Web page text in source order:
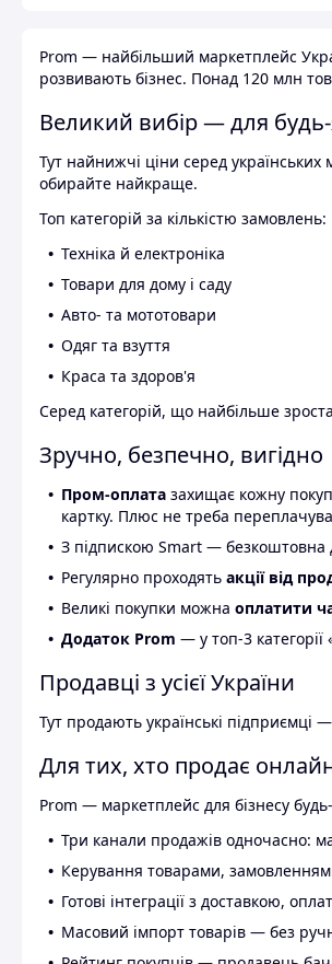
Prom — найбільший маркетплейс
розвивають бізнес. Понад 120 млн
Великий вибір — для
Тут найнижчі ціни серед українських
обирайте найкраще.
Топ категорій за кількістю замовлень:
Техніка й електроніка
Товари для дому і саду
Авто- та мототовари
Одяг та взуття
Краса та здоров'я
Серед категорій, що найбільше
Зручно, безпечно, вигідно
Пром-оплата захищає кожну
картку. Плюс не треба
З підпискою Smart — безкоштовна
Регулярно проходять акції від
Великі покупки можна оплатити
Додаток Prom — у топ-3
Продавці з усієї України
Тут продають українські підприємці
Для тих, хто продає
Prom — маркетплейс для бізнесу
Три канали продажів одночасно:
Керування товарами,
Готові інтеграції з доставкою,
Масовий імпорт товарів — без